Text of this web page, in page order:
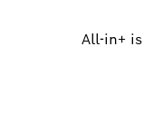
All-in+